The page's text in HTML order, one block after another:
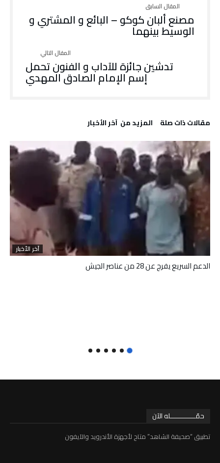
مصنع ألبان كوكو – البائع و المشتري و
الوسيط بينهما
تدشين جائزة للآداب و الفنون تحمل
إسم الإمام الصادق المهدي
‫مقالات ذات صلة‬ ‫المزيد من ‬ آخر الأخبار
آخر الأخبار
الدعم السريع يفرج عن 28 من عناصر الجيش
حمّـــــــــــــله الآن
تطبيق “صحيفة الشاهد” متاح لأجهزة الأندرويد والآيفون